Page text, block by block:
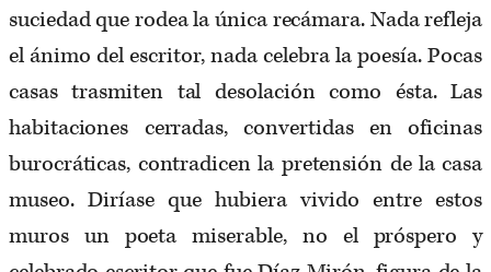
suciedad que rodea la única recámara. Nada refleja
el ánimo del escritor, nada celebra la poesía. Pocas
casas trasmiten tal desolación como ésta. Las
habitaciones cerradas, convertidas en oficinas
burocráticas, contradicen la pretensión de la casa
museo. Diríase que hubiera vivido entre estos
muros un poeta miserable, no el próspero y